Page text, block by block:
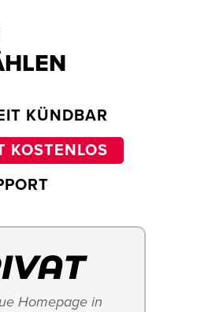
KÜNDBAR
KOSTENLOS
Homepage in